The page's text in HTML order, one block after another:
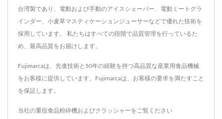
台湾製であり、電動および手動のアイスシェーバー、電動ミートグラ
インダー、小麦草マスティケーションジューサーなどで優れた技術を
採用しています。 私たちはすべての段階で品質管理を行っているた
め、最高品質をお届けします。
Fujimarcaは、先進技術と50年の経験を持つ高品質な産業用食品機械
をお客様に提供しています。Fujimarcaは、お客様の要求を満たすこと
を保証します。
当社の重役食品粉砕機およびクラッシャーをご覧ください